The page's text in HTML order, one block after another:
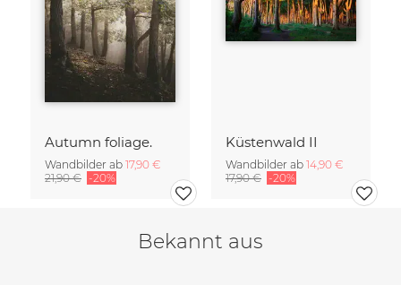
Autumn foliage.
Wandbilder ab 17,90 €
21,90 € -20%
Küstenwald II
Wandbilder ab 14,90 €
17,90 € -20%
Bekannt aus